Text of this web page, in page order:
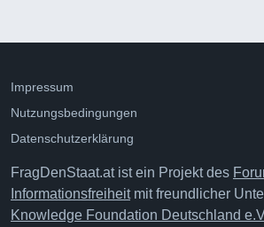
Impressum
Nutzungsbedingungen
Datenschutzerklärung
FragDenStaat.at ist ein Projekt des
Informationsfreiheitmit freundlicher
Knowledge Foundation Deutschland